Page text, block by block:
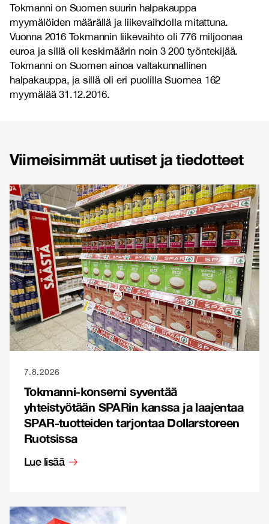
Tokmanni on Suomen suurin halpakauppa
myymälöiden määrällä ja liikevaihdolla mitattuna.
Vuonna 2016 Tokmannin liikevaihto oli 776 miljoonaa
euroa ja sillä oli keskimäärin noin 3 200 työntekijää.
Tokmanni on Suomen ainoa valtakunnallinen
halpakauppa, ja sillä oli eri puolilla Suomea 162
myymälää 31.12.2016.
Viimeisimmät uutiset ja tiedotteet
7.8.2026
Tokmanni-konserni syventää
yhteistyötään SPARin kanssa ja laajentaa
SPAR-tuotteiden tarjontaa Dollarstoreen
Ruotsissa
Lue lisää